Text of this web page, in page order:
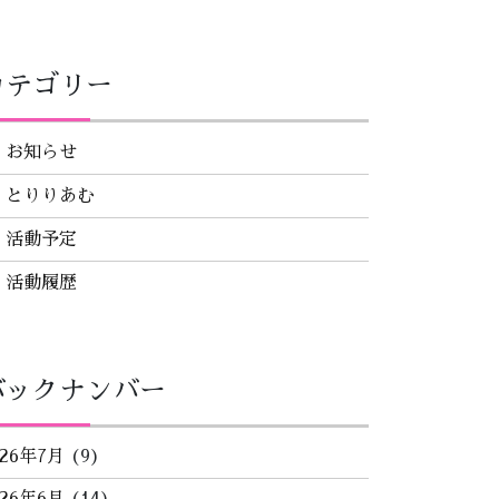
テゴリー
お知らせ
とりりあむ
活動予定
活動履歴
ックナンバー
年7月 (9)